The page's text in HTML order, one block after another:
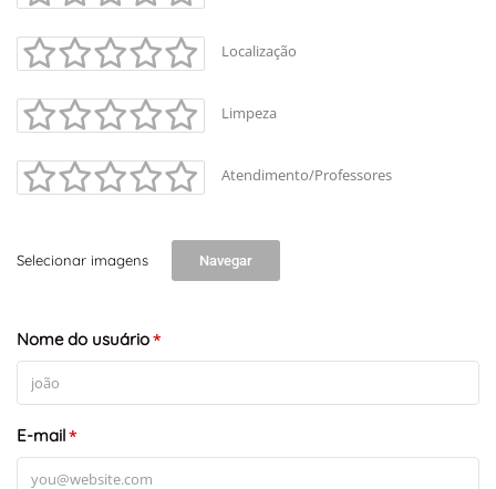
Localização
Limpeza
Atendimento/Professores
Selecionar imagens Navegar
Nome do usuário*
E-mail*